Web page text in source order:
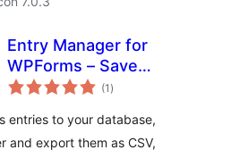
Entry Manager for
WPForms – Save
Form Entries to
(1 total
de
)
entries to your database,
and export them as CSV,